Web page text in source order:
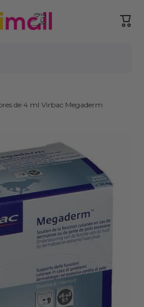
de 4 ml Virbac Megaderm